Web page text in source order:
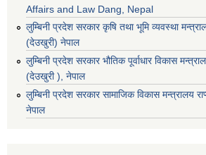
Affairs and Law Dang, Nepal
लुम्बिनी प्रदेश सरकार कृषि तथा भूमि व्यवस्था
(देउखुरी) नेपाल
लुम्बिनी प्रदेश सरकार भौतिक पूर्वाधार विकास
(देउखुरी ), नेपाल
‌लुम्बिनी प्रदेश सरकार सामाजिक विकास मन्‍‍त्रालय
नेपाल